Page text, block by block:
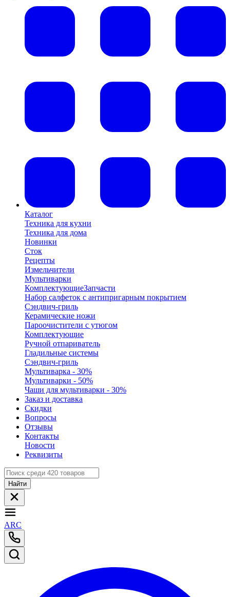
Каталог
Техника для кухни
Техника для дома
Новинки
Сток
Рецепты
Измельчители
Мультиварки
КомплектующиеЗапчасти
Набор салфеток с антипригарным покрытием
Сэндвич-гриль
Керамические ножи
Пароочистители с утюгом
Комплектующие
Ручной отпариватель
Гладильные системы
Сэндвич-гриль
Мультиварка - 30%
Мультиварки - 50%
Чаши для мультиварки - 30%
Заказ и доставка
Скидки
Вопросы
Отзывы
Контакты
Новости
Реквизиты
Найти
ARC